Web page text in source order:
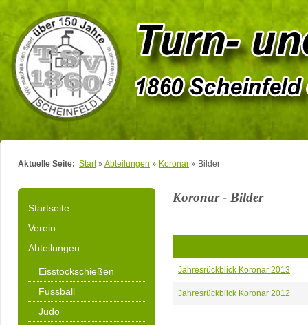
Aktuelle Seite: Start Abteilungen Koronar Bilder
Startseite
Verein
Abteilungen
Eisstockschießen
Fussball
Judo
Koronar - Bilder
Jahresrückblick Koronar 2013
Jahresrückblick Koronar 2012